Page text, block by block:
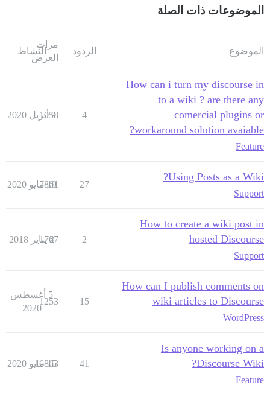
الموضوعات ذات الصلة
الموضوع الردود
مرات
العرض
النشاط
How can i turn my discourse in
to a wiki ? are there any
comercial plugins or
workaround solution avaiable?
Feature
4
1058
9 أبريل 2020
Using Posts as a Wiki?
Support
27
7861
19 مايو 2020
How to create a wiki post in
hosted Discourse
Support
2
1767
2 يناير 2018
How can I publish comments on
wiki articles to Discourse
WordPress
15
1253
5 أغسطس
2020
Is anyone working on a
Discourse Wiki?
Feature
41
16863
15 مايو 2020